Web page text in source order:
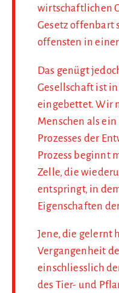
wirtschaftlichen
Gesetz offenbart
offensten in
Das genügt
Gesellschaft ist
eingebettet. Wir
Menschen als
Prozesses der
Prozess beginnt
Zelle, die
entspringt, in
Eigenschaften
Jene, die gelernt
Vergangenheit
einschliesslich
des Tier- und